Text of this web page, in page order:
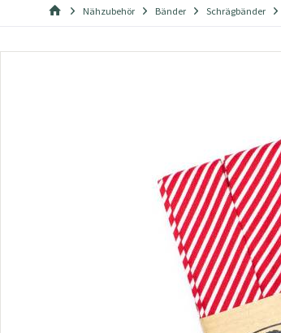
Nähzubehör Bänder Schrägbänder